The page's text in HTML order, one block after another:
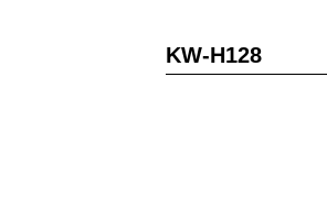
KW-H128